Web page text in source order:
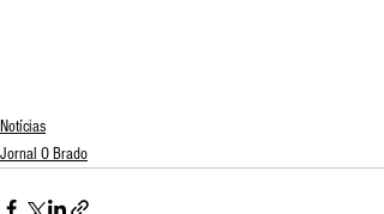
Notícias
Jornal O Brado